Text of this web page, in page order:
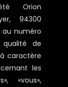
Orion
94300
au numéro
qualité de
caractère
les
«vous»,